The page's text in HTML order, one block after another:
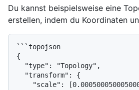
Du kannst beispielsweise eine
erstellen, indem du Koordinaten
```topojson
{
  "type": "Topology",
  "transform": {
"scale":